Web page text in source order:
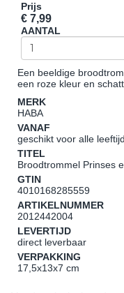
Prijs
€ 7,99
AANTAL
Een beeldige
een roze kleur en
MERK
HABA
VANAF
geschikt voor alle
TITEL
Broodtrommel Prinses
GTIN
4010168285559
ARTIKELNUMMER
2012442004
LEVERTIJD
direct leverbaar
VERPAKKING
17,5x13x7 cm